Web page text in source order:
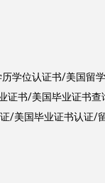
学位认证书/美国留
书/美国毕业证书
/美国毕业证书认证/